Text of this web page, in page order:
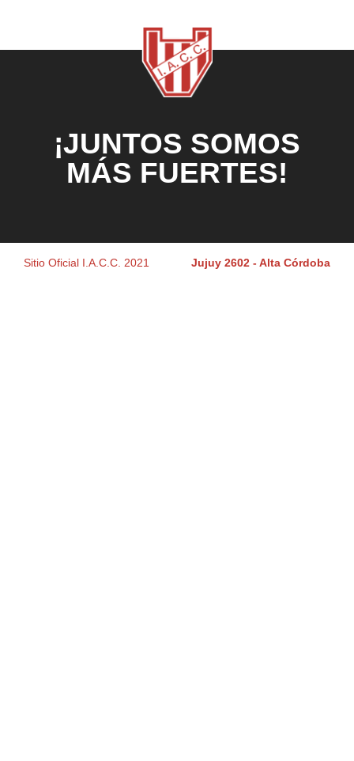
¡JUNTOS SOMOS
MÁS FUERTES!
Sitio Oficial I.A.C.C. 2021 Jujuy 2602 - Alta Córdoba